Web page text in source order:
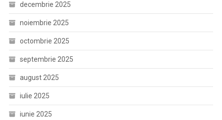
decembrie 2025
noiembrie 2025
octombrie 2025
septembrie 2025
august 2025
iulie 2025
iunie 2025